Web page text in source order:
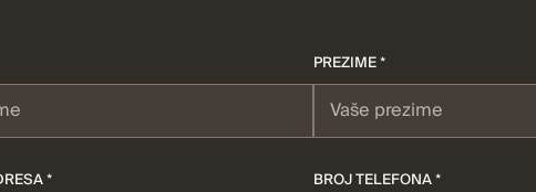
PREZIME *
* BROJ TELEFONA *